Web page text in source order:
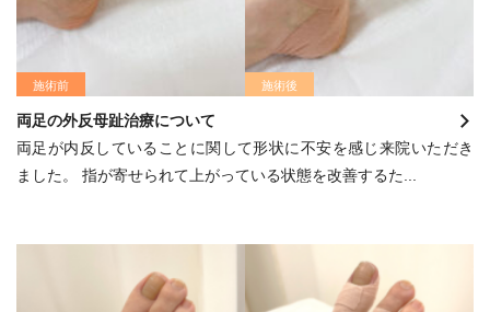
施術前 施術後
両足の外反母趾治療について
両足が内反していることに関して形状に不安を感じ来院いただき
ました。 指が寄せられて上がっている状態を改善するた...